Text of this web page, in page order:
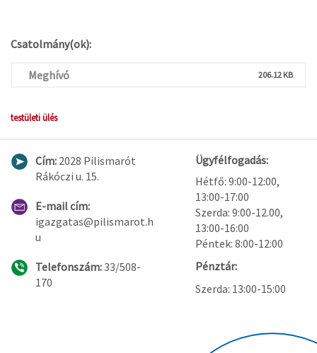
Csatolmány(ok):
Meghívó 206.12 KB
testületi ülés
Cím: 2028 Pilismarót
Rákóczi u. 15.
E-mail cím:
igazgatas@pilismarot.h
u
Telefonszám:33/508-
170
Ügyfélfogadás:
Hétfő: 9:00-12:00,
13:00-17:00
Szerda: 9:00-12.00,
13:00-16:00
Péntek: 8:00-12:00
Pénztár:
Szerda: 13:00-15:00